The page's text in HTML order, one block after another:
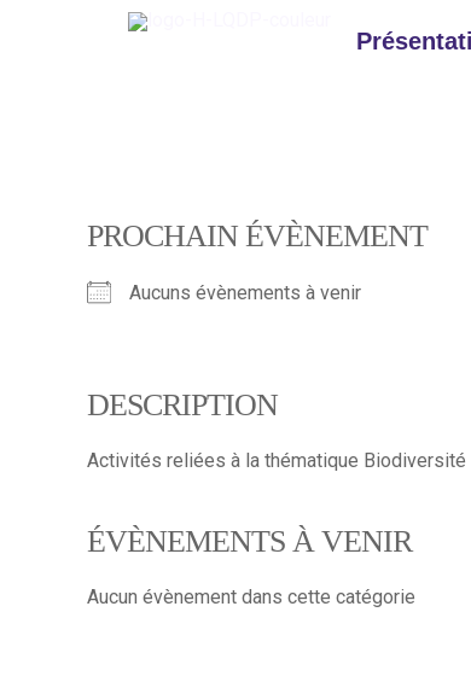
PROCHAIN ÉVÈNEMENT
Aucuns évènements à venir
DESCRIPTION
Activités reliées à la thématique Biodiversité
ÉVÈNEMENTS À VENIR
Aucun évènement dans cette catégorie